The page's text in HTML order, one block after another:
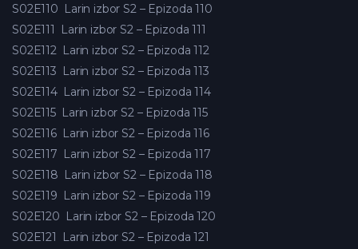
S02E110 Larin izbor S2 – Epizoda 110
S02E111
Larin izbor S2 – Epizoda 111
S02E112 Larin izbor S2 – Epizoda 112
S02E113 Larin izbor S2 – Epizoda 113
S02E114 Larin izbor S2 – Epizoda 114
S02E115 Larin izbor S2 – Epizoda 115
S02E116 Larin izbor S2 – Epizoda 116
S02E117 Larin izbor S2 – Epizoda 117
S02E118 Larin izbor S2 – Epizoda 118
S02E119 Larin izbor S2 – Epizoda 119
S02E120 Larin izbor S2 – Epizoda 120
S02E121
Larin izbor S2 – Epizoda 121